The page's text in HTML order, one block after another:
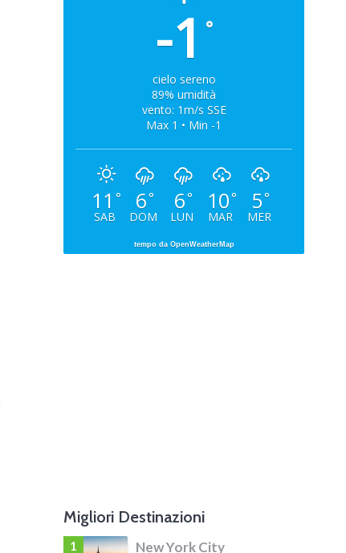
-1 °
cielo sereno
89% umidità
vento: 1m/s SSE
Max 1 • Min -1
11 °
SAB
6°
DOM
6°
LUN
10°
MAR
5°
MER
tempo da OpenWeatherMap
Migliori Destinazioni
1 New York City